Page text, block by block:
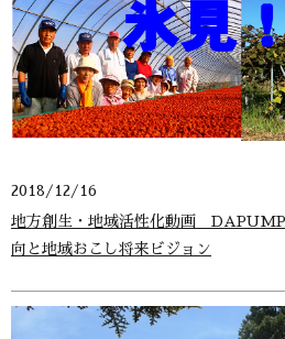
2018/12/16
地方創生・地域活性化動画
向と地域おこし将来ビジョン